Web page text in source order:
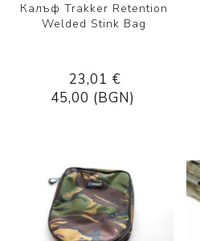
Калъф Trakker Retention
Welded Stink Bag
23,01 €
45,00 (BGN)